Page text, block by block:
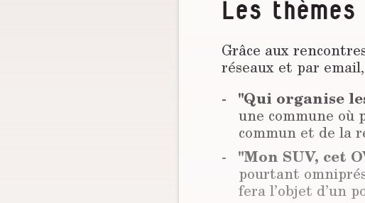
Les thèmes
Grâce aux
réseaux et par
"Qui organise
une commune où
commun et de la
"Mon SUV, cet
pourtant
fera l’objet d’un